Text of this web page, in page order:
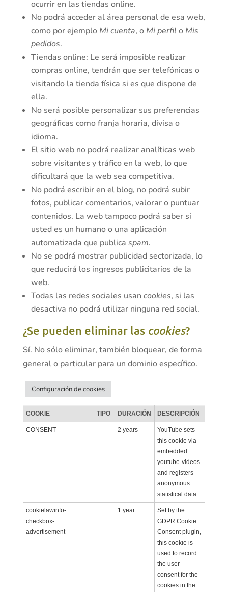
ocurrir en las tiendas online.
No podrá acceder al área personal de esa web,
como por ejemplo Mi cuenta, o Mi perfil o Mis
pedidos.
Tiendas online: Le será imposible realizar
compras online, tendrán que ser telefónicas o
visitando la tienda física si es que dispone de
ella.
No será posible personalizar sus preferencias
geográficas como franja horaria, divisa o
idioma.
El sitio web no podrá realizar analíticas web
sobre visitantes y tráfico en la web, lo que
dificultará que la web sea competitiva.
No podrá escribir en el blog, no podrá subir
fotos, publicar comentarios, valorar o puntuar
contenidos. La web tampoco podrá saber si
usted es un humano o una aplicación
automatizada que publica spam.
No se podrá mostrar publicidad sectorizada, lo
que reducirá los ingresos publicitarios de la
web.
Todas las redes sociales usan cookies, si las
desactiva no podrá utilizar ninguna red social.
¿Se pueden eliminar las cookies?
Sí. No sólo eliminar, también bloquear, de forma
general o particular para un dominio específico.
Configuración de cookies
COOKIE TIPO DURACIÓN DESCRIPCIÓN
CONSENT 2 years
YouTube sets
this cookie via
embedded
youtube-videos
and registers
anonymous
statistical data.
cookielawinfo-
checkbox-
advertisement
1 year
Set by the
GDPR Cookie
Consent plugin,
this cookie is
used to record
the user
consent for the
cookies in the